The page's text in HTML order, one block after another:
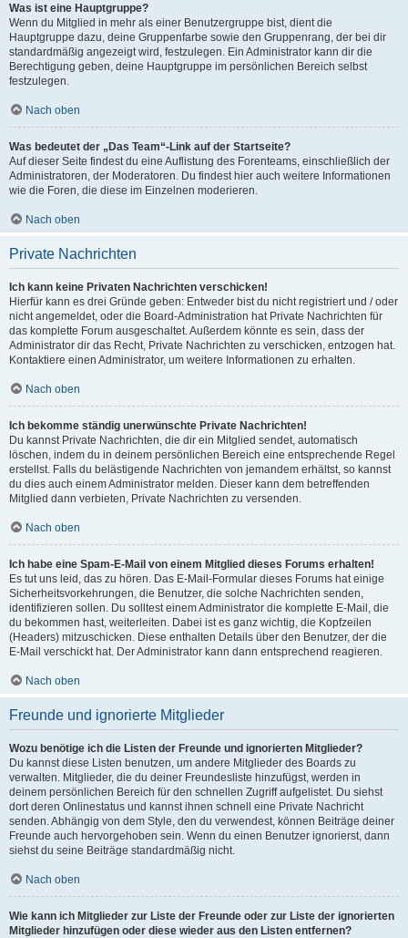
Was ist eine Hauptgruppe?
Wenn du Mitglied in mehr als einer Benutzergruppe bist, dient die
Hauptgruppe dazu, deine Gruppenfarbe sowie den Gruppenrang, der bei dir
standardmäßig angezeigt wird, festzulegen. Ein Administrator kann dir die
Berechtigung geben, deine Hauptgruppe im persönlichen Bereich selbst
festzulegen.
Nach oben
Was bedeutet der „Das Team“-Link auf der Startseite?
Auf dieser Seite findest du eine Auflistung des Forenteams, einschließlich der
Administratoren, der Moderatoren. Du findest hier auch weitere Informationen
wie die Foren, die diese im Einzelnen moderieren.
Nach oben
Private Nachrichten
Ich kann keine Privaten Nachrichten verschicken!
Hierfür kann es drei Gründe geben: Entweder bist du nicht registriert und / oder
nicht angemeldet, oder die Board-Administration hat Private Nachrichten für
das komplette Forum ausgeschaltet. Außerdem könnte es sein, dass der
Administrator dir das Recht, Private Nachrichten zu verschicken, entzogen hat.
Kontaktiere einen Administrator, um weitere Informationen zu erhalten.
Nach oben
Ich bekomme ständig unerwünschte Private Nachrichten!
Du kannst Private Nachrichten, die dir ein Mitglied sendet, automatisch
löschen, indem du in deinem persönlichen Bereich eine entsprechende Regel
erstellst. Falls du belästigende Nachrichten von jemandem erhältst, so kannst
du dies auch einem Administrator melden. Dieser kann dem betreffenden
Mitglied dann verbieten, Private Nachrichten zu versenden.
Nach oben
Ich habe eine Spam-E-Mail von einem Mitglied dieses Forums erhalten!
Es tut uns leid, das zu hören. Das E-Mail-Formular dieses Forums hat einige
Sicherheitsvorkehrungen, die Benutzer, die solche Nachrichten senden,
identifizieren sollen. Du solltest einem Administrator die komplette E-Mail, die
du bekommen hast, weiterleiten. Dabei ist es ganz wichtig, die Kopfzeilen
(Headers) mitzuschicken. Diese enthalten Details über den Benutzer, der die
E-Mail verschickt hat. Der Administrator kann dann entsprechend reagieren.
Nach oben
Freunde und ignorierte Mitglieder
Wozu benötige ich die Listen der Freunde und ignorierten Mitglieder?
Du kannst diese Listen benutzen, um andere Mitglieder des Boards zu
verwalten. Mitglieder, die du deiner Freundesliste hinzufügst, werden in
deinem persönlichen Bereich für den schnellen Zugriff aufgelistet. Du siehst
dort deren Onlinestatus und kannst ihnen schnell eine Private Nachricht
senden. Abhängig von dem Style, den du verwendest, können Beiträge deiner
Freunde auch hervorgehoben sein. Wenn du einen Benutzer ignorierst, dann
siehst du seine Beiträge standardmäßig nicht.
Nach oben
Wie kann ich Mitglieder zur Liste der Freunde oder zur Liste der ignorierten
Mitglieder hinzufügen oder diese wieder aus den Listen entfernen?